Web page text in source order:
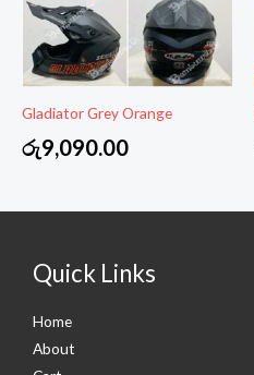
Gladiator Grey Orange
රු9,090.00
Quick Links
Home
About